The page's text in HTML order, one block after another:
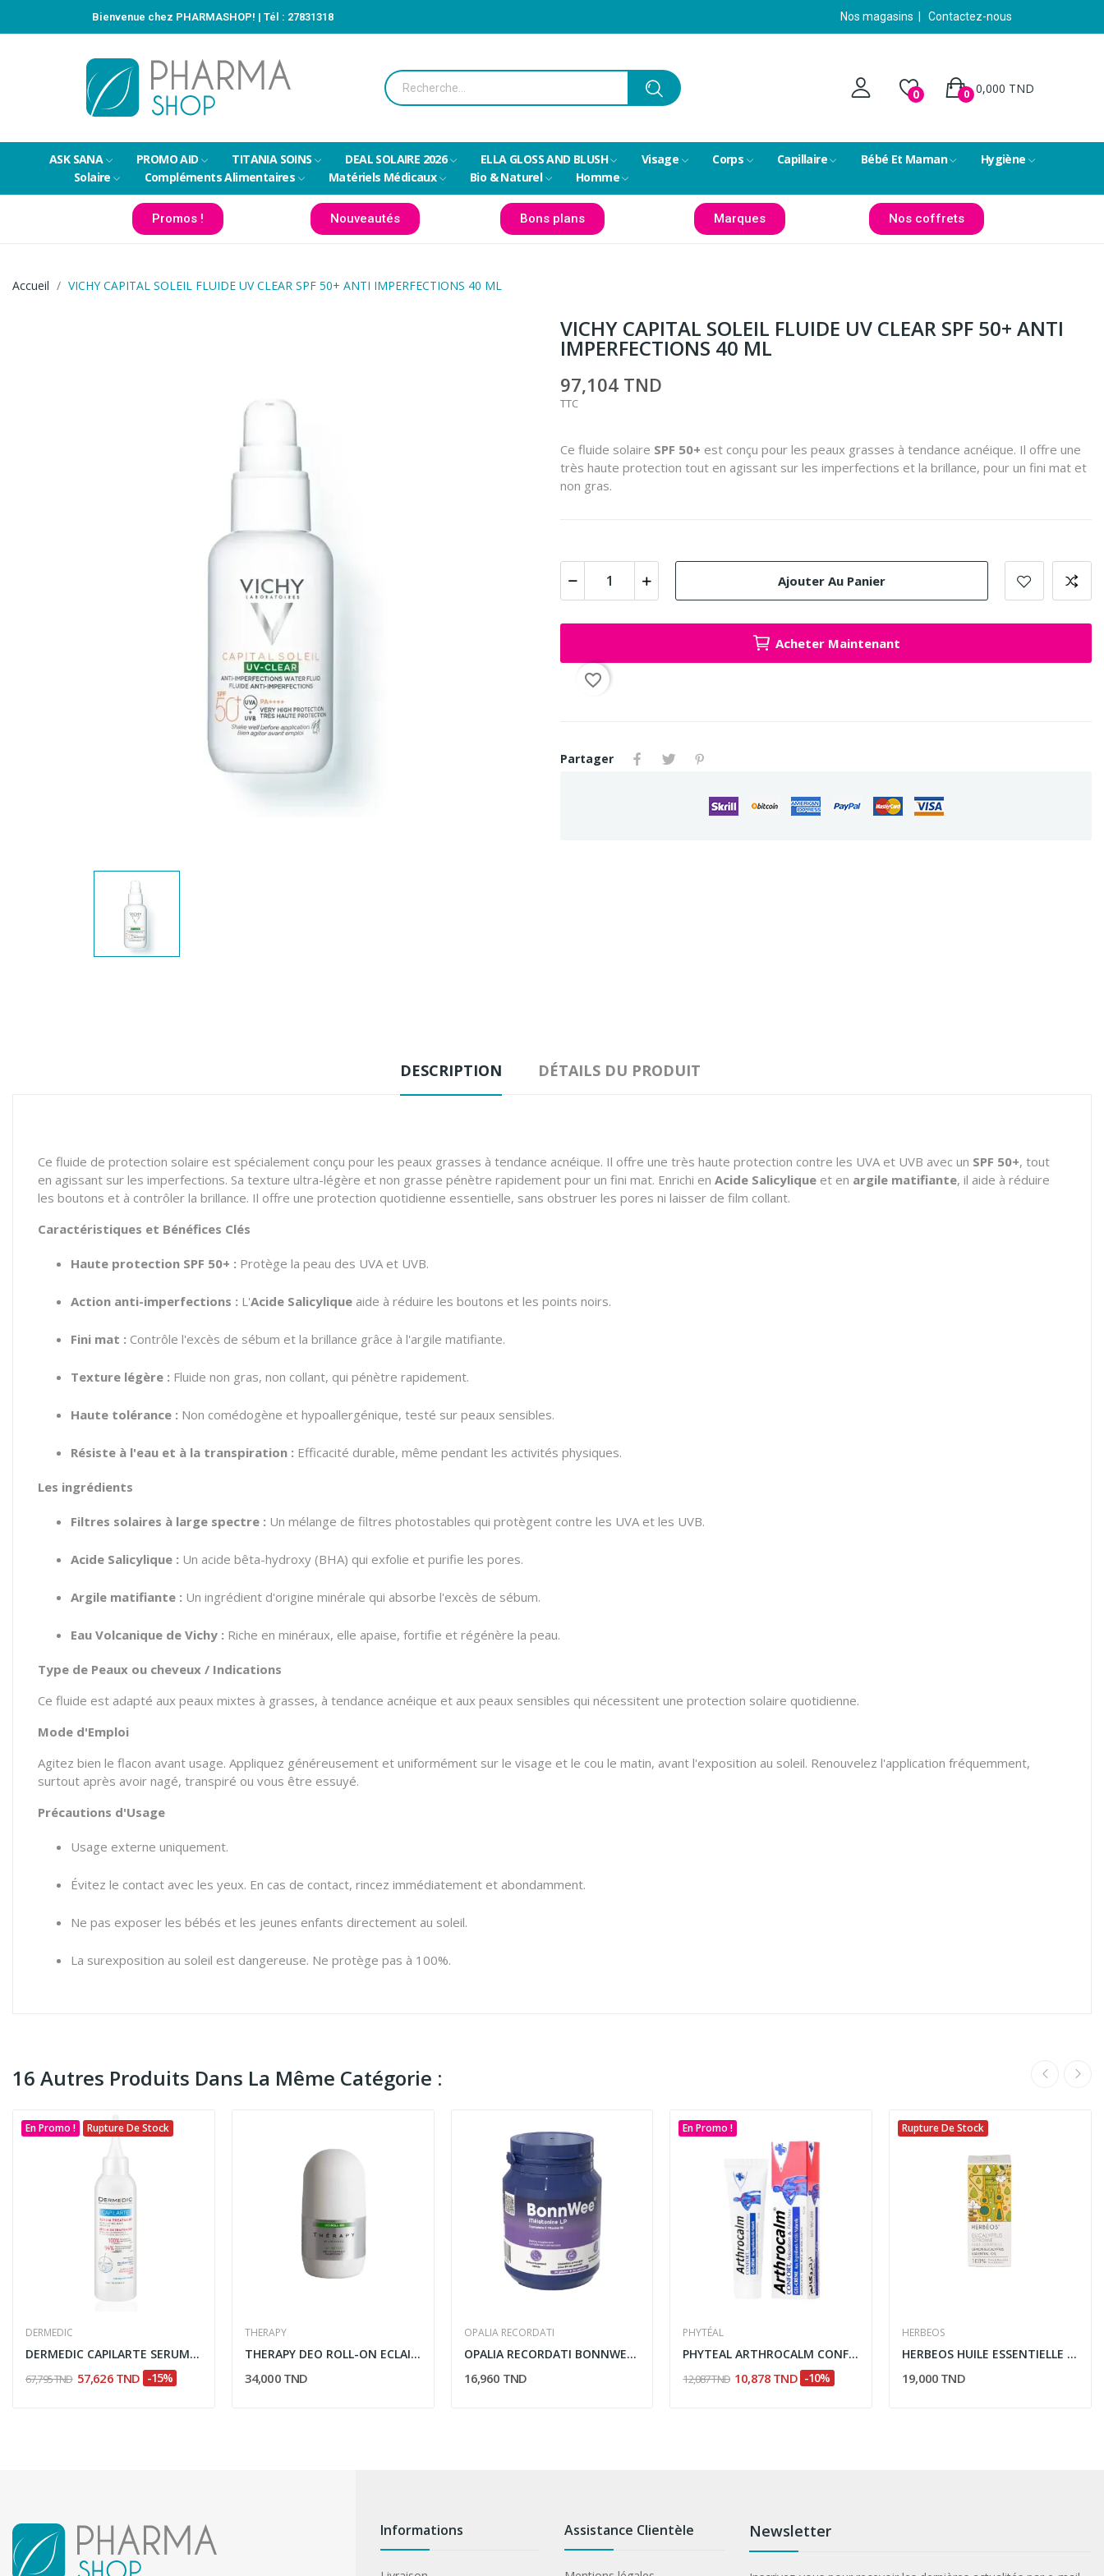
Bienvenue chez PHARMASHOP! | Tél : 27831318 Nos magasins Contactez-nous
0 0,000 TND
0
ASK SANA PROMO AID TITANIA SOINS DEAL SOLAIRE 2026 ELLA GLOSS AND BLUSH Visage Corps Capillaire Bébé Et Maman
Hygiène
Solaire
Compléments Alimentaires Matériels Médicaux Bio & Naturel Homme
Promos ! Nouveautés Bons plans Marques Nos coffrets
Accueil VICHY CAPITAL SOLEIL FLUIDE UV CLEAR SPF 50+ ANTI IMPERFECTIONS 40 ML
VICHY CAPITAL SOLEIL FLUIDE UV CLEAR SPF 50+ ANTI
IMPERFECTIONS 40 ML
97,104 TND
TTC
Ce fluide solaire SPF 50+ est conçu pour les peaux grasses à tendance acnéique. Il offre une
très haute protection tout en agissant sur les imperfections et la brillance, pour un fini mat et
non gras.
Ajouter Au Panier
Acheter Maintenant
favorite_border
Partager
DESCRIPTION DÉTAILS DU PRODUIT
Ce fluide de protection solaire est spécialement conçu pour les peaux grasses à tendance acnéique. Il offre une très haute protection contre les UVA et UVB avec un SPF 50+, tout
en agissant sur les imperfections. Sa texture ultra-légère et non grasse pénètre rapidement pour un fini mat. Enrichi en Acide Salicylique et en argile matifiante, il aide à réduire
les boutons et à contrôler la brillance. Il offre une protection quotidienne essentielle, sans obstruer les pores ni laisser de film collant.
Caractéristiques et Bénéfices Clés
Haute protection SPF 50+ : Protège la peau des UVA et UVB.
Action anti-imperfections : L'Acide Salicylique aide à réduire les boutons et les points noirs.
Fini mat : Contrôle l'excès de sébum et la brillance grâce à l'argile matifiante.
Texture légère : Fluide non gras, non collant, qui pénètre rapidement.
Haute tolérance : Non comédogène et hypoallergénique, testé sur peaux sensibles.
Résiste à l'eau et à la transpiration : Efficacité durable, même pendant les activités physiques.
Les ingrédients
Filtres solaires à large spectre : Un mélange de filtres photostables qui protègent contre les UVA et les UVB.
Acide Salicylique : Un acide bêta-hydroxy (BHA) qui exfolie et purifie les pores.
Argile matifiante : Un ingrédient d'origine minérale qui absorbe l'excès de sébum.
Eau Volcanique de Vichy : Riche en minéraux, elle apaise, fortifie et régénère la peau.
Type de Peaux ou cheveux / Indications
Ce fluide est adapté aux peaux mixtes à grasses, à tendance acnéique et aux peaux sensibles qui nécessitent une protection solaire quotidienne.
Mode d'Emploi
Agitez bien le flacon avant usage. Appliquez généreusement et uniformément sur le visage et le cou le matin, avant l'exposition au soleil. Renouvelez l'application fréquemment,
surtout après avoir nagé, transpiré ou vous être essuyé.
Précautions d'Usage
Usage externe uniquement.
Évitez le contact avec les yeux. En cas de contact, rincez immédiatement et abondamment.
Ne pas exposer les bébés et les jeunes enfants directement au soleil.
La surexposition au soleil est dangereuse. Ne protège pas à 100%.
16 Autres Produits Dans La Même Catégorie :
En Promo ! Rupture De Stock
DERMEDIC
DERMEDIC CAPILARTE SERUM ANTI CHUTE ET REPOUSSE...
67,795 TND 57,626 TND -15%
THERAPY
THERAPY DEO ROLL-ON ECLAIRCISSANT
34,000 TND
OPALIA RECORDATI
OPALIA RECORDATI BONNWEE MELATONINE LP 30 GELULES
16,960 TND
En Promo !
PHYTÉAL
PHYTEAL ARTHROCALM CONFORT RELAXATION &...
12,087 TND 10,878 TND -10%
Rupture De Stock
HERBEOS
HERBEOS HUILE ESSENTIELLE EUCALYPTUS CITRONNEE 5ML
19,000 TND
Informations Assistance Clientèle Newsletter